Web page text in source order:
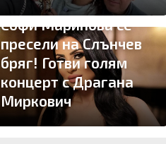
Софи Маринова се
пресели на Слънчев
бряг! Готви голям
концерт с Драгана
Миркович